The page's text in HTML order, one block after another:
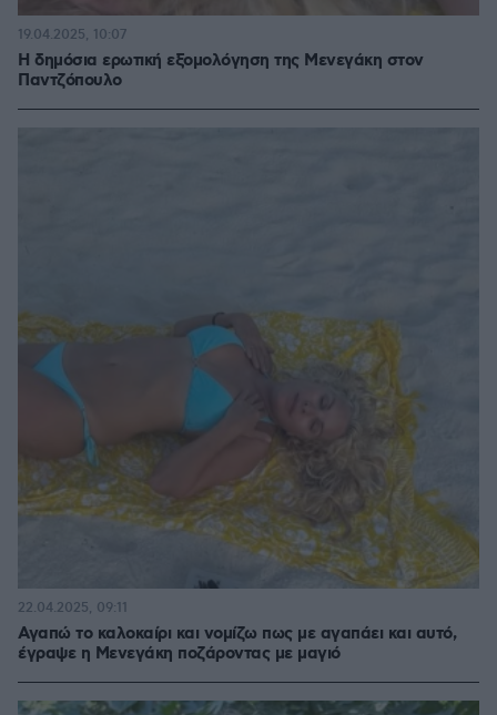
Η δημόσια ερωτική εξομολόγηση της Μενεγάκη στον
Παντζόπουλο
19.04.2025, 10:07
Αγαπώ το καλοκαίρι και νομίζω πως με αγαπάει και αυτό,
έγραψε η Μενεγάκη ποζάροντας με μαγιό
22.04.2025, 09:11